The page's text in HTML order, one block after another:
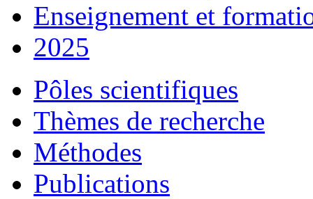
Enseignement et
2025
Pôles scientifiques
Thèmes de recherche
Méthodes
Publications